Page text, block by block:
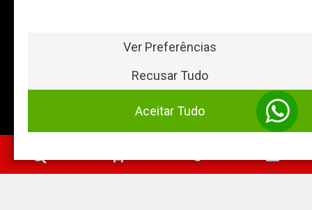
Aceitar Tudo
Recusar Tudo
Ver Preferências